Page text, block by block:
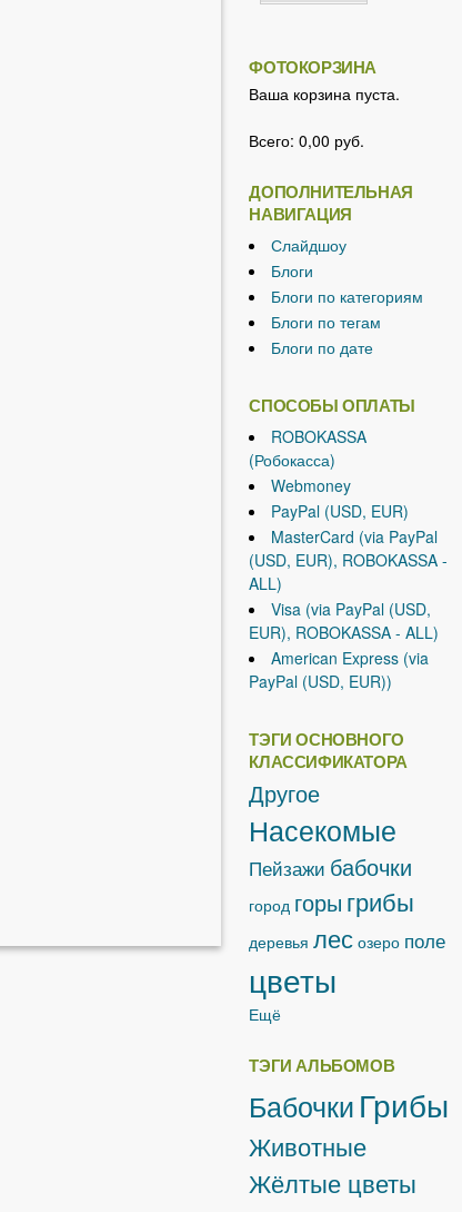
ФОТОКОРЗИНА
Ваша корзина пуста.
Всего: 0,00 руб.
ДОПОЛНИТЕЛЬНАЯ
НАВИГАЦИЯ
Слайдшоу
Блоги
Блоги по категориям
Блоги по тегам
Блоги по дате
СПОСОБЫ ОПЛАТЫ
ROBOKASSA
(Робокасса)
Webmoney
PayPal (USD, EUR)
MasterCard (via PayPal
(USD, EUR), ROBOKASSA -
ALL)
Visa (via PayPal (USD,
EUR), ROBOKASSA - ALL)
American Express (via
PayPal (USD, EUR))
ТЭГИ ОСНОВНОГО
КЛАССИФИКАТОРА
Другое
Насекомые
Пейзажи бабочки
город горы грибы
деревья лес озеро поле
цветы
Ещё
ТЭГИ АЛЬБОМОВ
БабочкиГрибы
Животные
Жёлтые цветы